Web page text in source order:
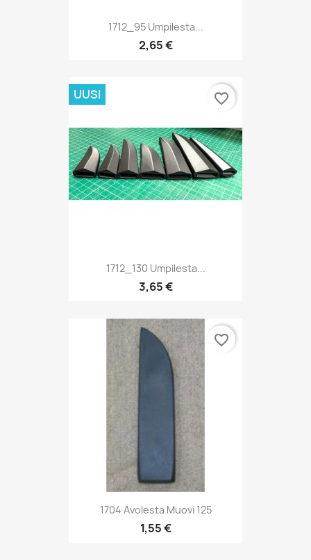
1712_95 Umpilesta...
2,65 €
1712_130 Umpilesta...
3,65 €
UUSI favorite_border
1704 Avolesta Muovi 125
1,55 €
favorite_border